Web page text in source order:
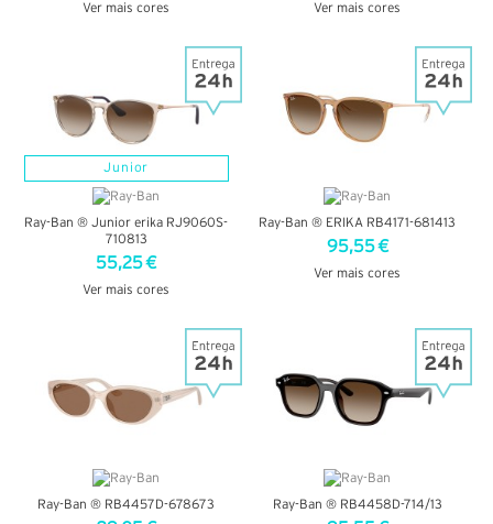
Ver mais cores Ver mais cores
Junior
Ray-Ban ® Junior erika RJ9060S-
710813
55,25 €
Ver mais cores
Ray-Ban ® ERIKA RB4171-681413
95,55 €
Ver mais cores
Ray-Ban ® RB4457D-678673 Ray-Ban ® RB4458D-714/13